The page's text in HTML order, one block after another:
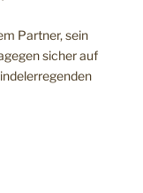
Partner, sein
sicher auf